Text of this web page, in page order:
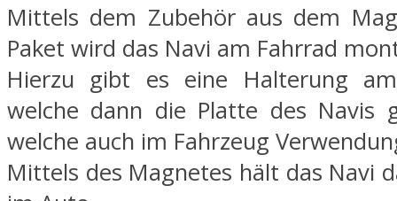
Mittels dem Zubehör aus dem
Paket wird das Navi am Fahrrad
Hierzu gibt es eine Halterung
welche dann die Platte des Navis
welche auch im Fahrzeug
Mittels des Magnetes hält das Navi